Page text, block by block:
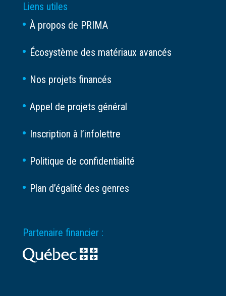
Liens utiles
À propos de PRIMA
Écosystème des matériaux avancés
Nos projets financés
Appel de projets général
Inscription à l’infolettre
Politique de confidentialité
Plan d’égalité des genres
Partenaire financier :